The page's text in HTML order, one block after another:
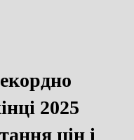
2025
цін і